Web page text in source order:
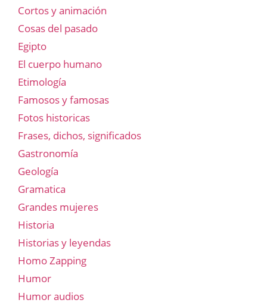
Cortos y animación
Cosas del pasado
Egipto
El cuerpo humano
Etimología
Famosos y famosas
Fotos historicas
Frases, dichos, significados
Gastronomía
Geología
Gramatica
Grandes mujeres
Historia
Historias y leyendas
Homo Zapping
Humor
Humor audios